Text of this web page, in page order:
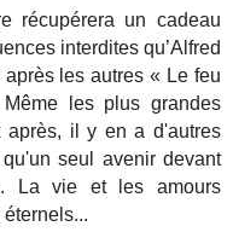
récupérera un cadeau
interdites qu’Alfred
les autres « Le feu
les plus grandes
après, il y en a d'autres
seul avenir devant
La vie et les amours